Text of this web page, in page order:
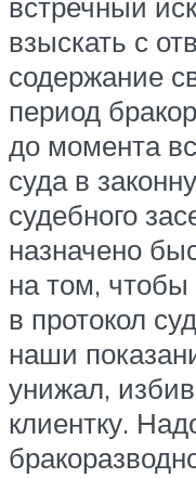
взыскать с
содержание
период
до момента
суда в
судебного
назначено
на том,
в протокол
наши
унижал,
клиентку.